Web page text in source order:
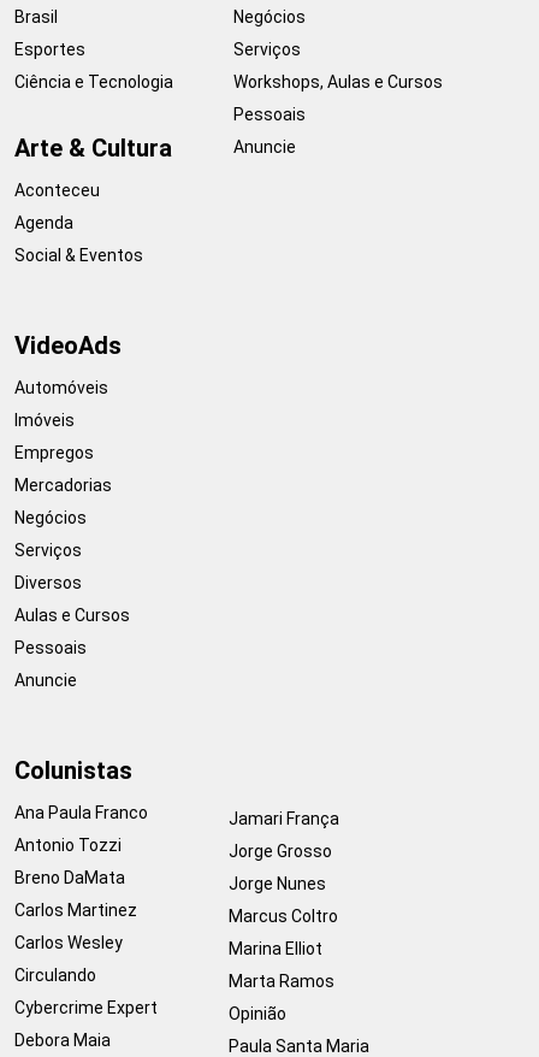
Brasil
Esportes
Ciência e Tecnologia
Arte & Cultura
Aconteceu
Agenda
Social & Eventos
Negócios
Serviços
Workshops, Aulas e Cursos
Pessoais
Anuncie
VideoAds
Automóveis
Imóveis
Empregos
Mercadorias
Negócios
Serviços
Diversos
Aulas e Cursos
Pessoais
Anuncie
Colunistas
Ana Paula Franco
Antonio Tozzi
Breno DaMata
Carlos Martinez
Carlos Wesley
Circulando
Cybercrime Expert
Debora Maia
Jamari França
Jorge Grosso
Jorge Nunes
Marcus Coltro
Marina Elliot
Marta Ramos
Opinião
Paula Santa Maria